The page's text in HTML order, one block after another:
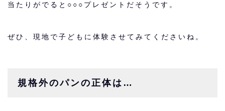
当たりがでると○○○プレゼントだそうです。
ぜひ、現地で子どもに体験させてみてくださいね。
規格外のパンの正体は…